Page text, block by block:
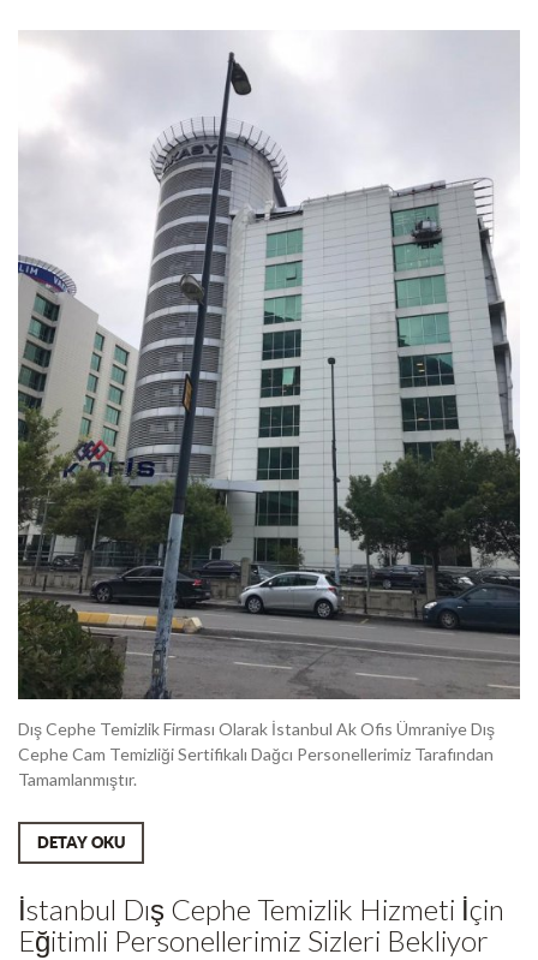
Dış Cephe Temizlik Firması Olarak İstanbul Ak Ofis Ümraniye Dış
Cephe Cam Temizliği Sertifikalı Dağcı Personellerimiz Tarafından
Tamamlanmıştır.
DETAY OKU
İstanbul Dış Cephe Temizlik Hizmeti İçin
Eğitimli Personellerimiz Sizleri Bekliyor